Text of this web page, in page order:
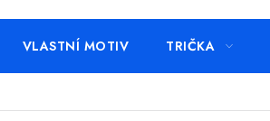
VLASTNÍ MOTIV TRIČKA